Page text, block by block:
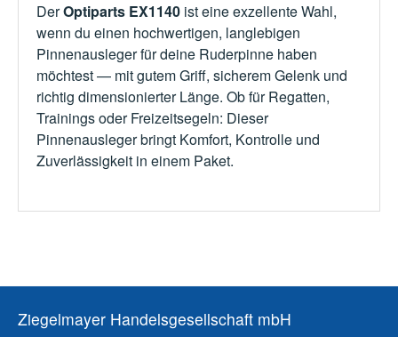
DerOptiparts EX1140 ist eine exzellente Wahl,
wenn du einen hochwertigen, langlebigen
Pinnenausleger für deine Ruderpinne haben
möchtest — mit gutem Griff, sicherem Gelenk und
richtig dimensionierter Länge. Ob für Regatten,
Trainings oder Freizeitsegeln: Dieser
Pinnenausleger bringt Komfort, Kontrolle und
Zuverlässigkeit in einem Paket.
Ziegelmayer Handelsgesellschaft mbH